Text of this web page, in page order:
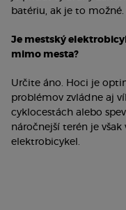
batériu, ak je to
Je mestský
mimo mesta?
Určite áno. Hoci je
problémov zvládne aj
cyklocestách alebo
náročnejší terén je
elektrobicykel.